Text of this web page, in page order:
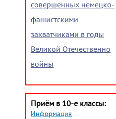
совершенных немецко-
фашистскими
захватчиками в годы
Великой Отечественно
войны
Приём в 10-е классы:
Информация